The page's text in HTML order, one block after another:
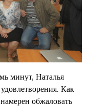
минут, Наталья
Как
обжаловать